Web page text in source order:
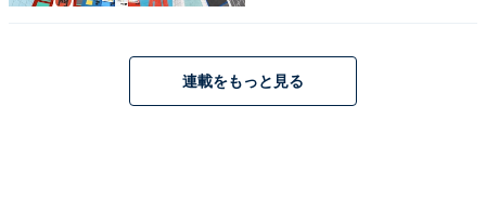
連載をもっと見る